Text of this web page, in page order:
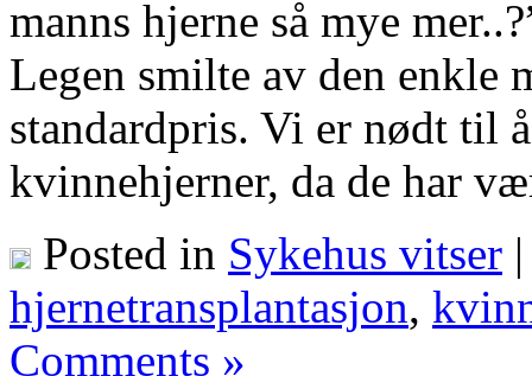
manns hjerne så mye
Legen smilte av den enkle
standardpris. Vi er nødt til
kvinnehjerner, da de har
Posted in Sykehus vitser
hjernetransplantasjon,
Comments »